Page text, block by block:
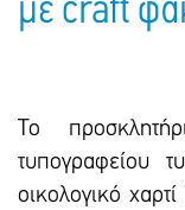
Μπλοκ
με craft
Το
τυπογραφείου
οικολογικό